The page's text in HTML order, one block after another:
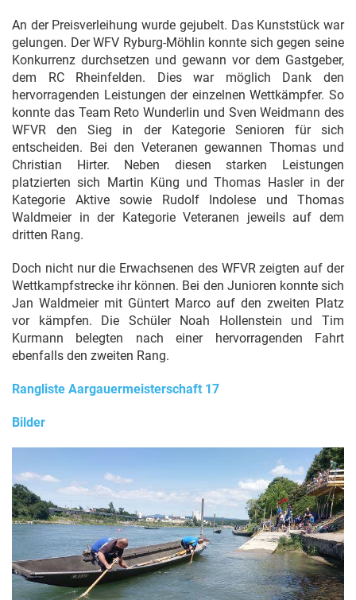
An der Preisverleihung wurde gejubelt. Das Kunststück war
gelungen. Der WFV Ryburg-Möhlin konnte sich gegen seine
Konkurrenz durchsetzen und gewann vor dem Gastgeber,
dem RC Rheinfelden. Dies war möglich Dank den
hervorragenden Leistungen der einzelnen Wettkämpfer. So
konnte das Team Reto Wunderlin und Sven Weidmann des
WFVR den Sieg in der Kategorie Senioren für sich
entscheiden. Bei den Veteranen gewannen Thomas und
Christian Hirter. Neben diesen starken Leistungen
platzierten sich Martin Küng und Thomas Hasler in der
Kategorie Aktive sowie Rudolf Indolese und Thomas
Waldmeier in der Kategorie Veteranen jeweils auf dem
dritten Rang.
Doch nicht nur die Erwachsenen des WFVR zeigten auf der
Wettkampfstrecke ihr können. Bei den Junioren konnte sich
Jan Waldmeier mit Güntert Marco auf den zweiten Platz
vor kämpfen. Die Schüler Noah Hollenstein und Tim
Kurmann belegten nach einer hervorragenden Fahrt
ebenfalls den zweiten Rang.
Rangliste Aargauermeisterschaft 17
Bilder